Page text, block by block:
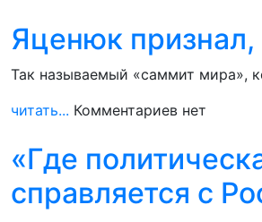
Яценюк
Так называемый «саммит мира»,
читать... Комментариев нет
«Где
справляется с